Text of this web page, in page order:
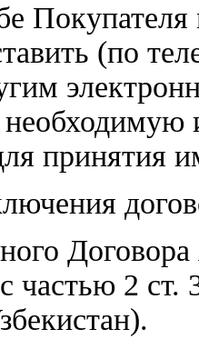
Покупателя
(по
принятия
частью 2 ст.